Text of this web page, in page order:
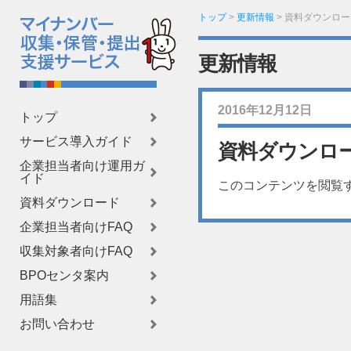
トップ
サービス導入ガイド
企業担当者向け運用ガ
イド
資料ダウンロード
企業担当者向けFAQ
収集対象者向けFAQ
BPOセンタ案内
用語集
お問い合わせ
トップ> 更新情報 > 資料ダウンロ
更新情報
2016年12月12日
資料ダウンロ
このコンテンツを閲